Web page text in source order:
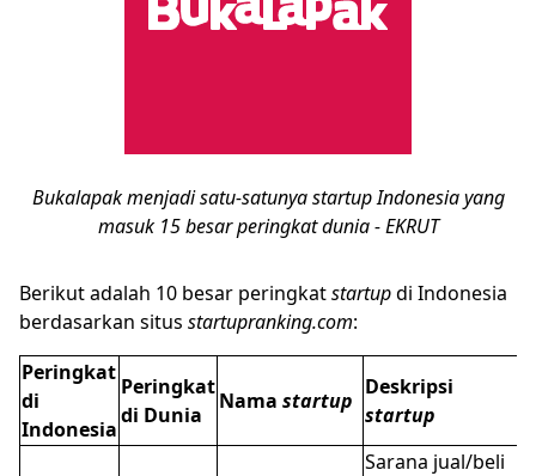
Bukalapak menjadi satu-satunya startup Indonesia yang
masuk 15 besar peringkat dunia - EKRUT
Berikut adalah 10 besar peringkatstartupdi Indonesia
berdasarkan situs startupranking.com:
Peringkat
di
Indonesia
Peringkat
di Dunia
Nama startup
Deskripsi
startup
Sarana jual/beli